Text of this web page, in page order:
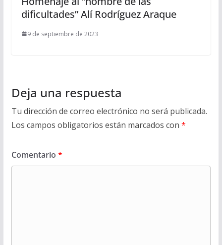
dificultades” Alí Rodríguez Araque
9 de septiembre de 2023
Deja una respuesta
Tu dirección de correo electrónico no será publicada.
Los campos obligatorios están marcados con *
Comentario *